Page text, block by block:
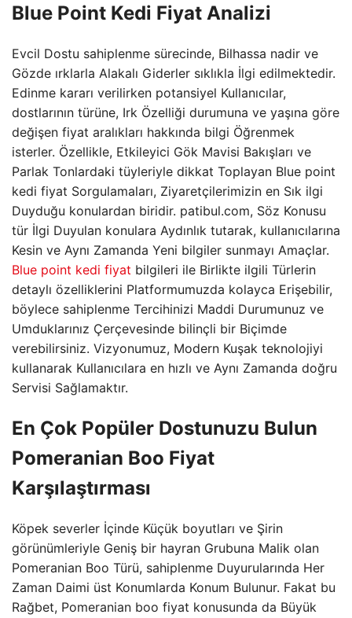
Blue Point Kedi Fiyat Analizi
Evcil Dostu sahiplenme sürecinde, Bilhassa nadir ve
Gözde ırklarla Alakalı Giderler sıklıkla İlgi edilmektedir.
Edinme kararı verilirken potansiyel Kullanıcılar,
dostlarının türüne, Irk Özelliği durumuna ve yaşına göre
değişen fiyat aralıkları hakkında bilgi Öğrenmek
isterler. Özellikle, Etkileyici Gök Mavisi Bakışları ve
Parlak Tonlardaki tüyleriyle dikkat Toplayan Blue point
kedi fiyat Sorgulamaları, Ziyaretçilerimizin en Sık ilgi
Duyduğu konulardan biridir. patibul.com, Söz Konusu
tür İlgi Duyulan konulara Aydınlık tutarak, kullanıcılarına
Kesin ve Aynı Zamanda Yeni bilgiler sunmayı Amaçlar.
Blue point kedi fiyat bilgileri ile Birlikte ilgili Türlerin
detaylı özelliklerini Platformumuzda kolayca Erişebilir,
böylece sahiplenme Tercihinizi Maddi Durumunuz ve
Umduklarınız Çerçevesinde bilinçli bir Biçimde
verebilirsiniz. Vizyonumuz, Modern Kuşak teknolojiyi
kullanarak Kullanıcılara en hızlı ve Aynı Zamanda doğru
Servisi Sağlamaktır.
En Çok Popüler Dostunuzu Bulun
Pomeranian Boo Fiyat
Karşılaştırması
Köpek severler İçinde Küçük boyutları ve Şirin
görünümleriyle Geniş bir hayran Grubuna Malik olan
Pomeranian Boo Türü, sahiplenme Duyurularında Her
Zaman Daimi üst Konumlarda Konum Bulunur. Fakat bu
Rağbet, Pomeranian boo fiyat konusunda da Büyük